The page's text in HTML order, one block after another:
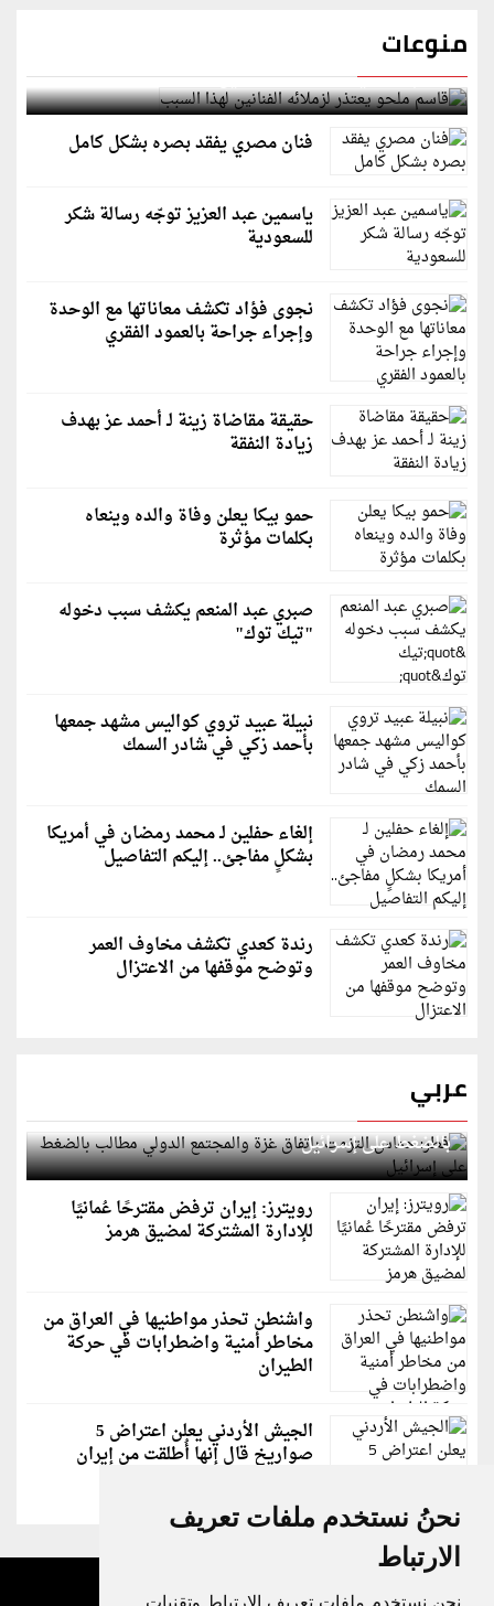
نحنُ نستخدم ملفات تعريف
الارتباط
نحن نستخدم ملفات تعريف الارتباط وتقنيات
منوعات
قاسم ملحو يعتذر لزملائه الفنانين لهذا السبب
فنان مصري يفقد بصره بشكل كامل
ياسمين عبد العزيز توجّه رسالة شكر
للسعودية
نجوى فؤاد تكشف معاناتها مع الوحدة
وإجراء جراحة بالعمود الفقري
حقيقة مقاضاة زينة لـ أحمد عز بهدف
زيادة النفقة
حمو بيكا يعلن وفاة والده وينعاه
بكلمات مؤثرة
صبري عبد المنعم يكشف سبب دخوله
"تيك توك"
نبيلة عبيد تروي كواليس مشهد جمعها
بأحمد زكي في شادر السمك
إلغاء حفلين لـ محمد رمضان في أمريكا
بشكلٍ مفاجئ.. إليكم التفاصيل
رندة كعدي تكشف مخاوف العمر
وتوضح موقفها من الاعتزال
عربي
قطر: حماس التزمت باتفاق غزة والمجتمع الدولي مطالب
بالضغط على إسرائيل
رويترز: إيران ترفض مقترحًا عُمانيًا
للإدارة المشتركة لمضيق هرمز
واشنطن تحذر مواطنيها في العراق من
مخاطر أمنية واضطرابات في حركة
الطيران
الجيش الأردني يعلن اعتراض 5
صواريخ قال إنها أُطلقت من إيران